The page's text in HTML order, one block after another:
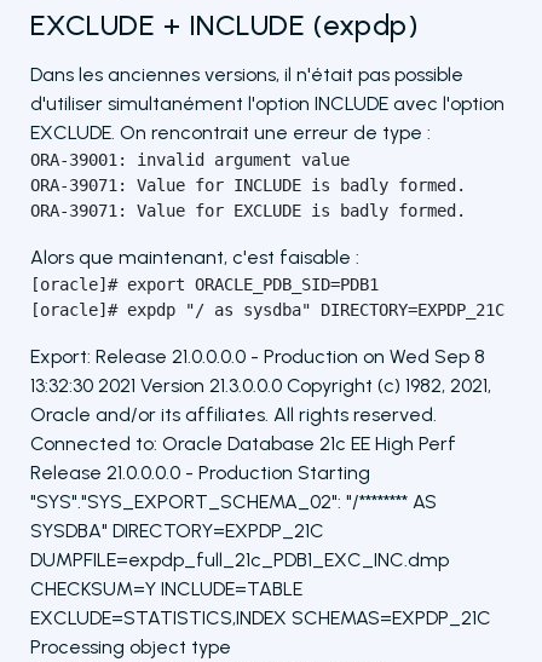
EXCLUDE + INCLUDE (expdp)
Dans les anciennes versions, il n'était pas possible
d'utiliser simultanément l'option INCLUDE avec l'option
EXCLUDE. On rencontrait une erreur de type :
ORA-39001: invalid argument value
ORA-39071: Value for INCLUDE is badly formed.
ORA-39071: Value for EXCLUDE is badly formed.
Alors que maintenant, c'est faisable :
[oracle]# export ORACLE_PDB_SID=PDB1
[oracle]# expdp "/ as sysdba" DIRECTORY=EXPDP_21C
Export: Release 21.0.0.0.0 - Production on Wed Sep 8
13:32:30 2021 Version 21.3.0.0.0 Copyright (c) 1982, 2021,
Oracle and/or its affiliates. All rights reserved.
Connected to: Oracle Database 21c EE High Perf
Release 21.0.0.0.0 - Production Starting
"SYS"."SYS_EXPORT_SCHEMA_02": "/******** AS
SYSDBA" DIRECTORY=EXPDP_21C
DUMPFILE=expdp_full_21c_PDB1_EXC_INC.dmp
CHECKSUM=Y INCLUDE=TABLE
EXCLUDE=STATISTICS,INDEX SCHEMAS=EXPDP_21C
Processing object type